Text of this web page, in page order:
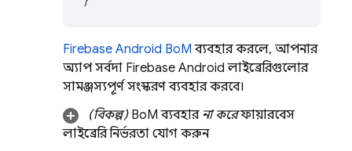
Firebase Android BoM ব্যবহার করলে, আপনার
অ্যাপ সর্বদা Firebase Android লাইব্রেরিগুলোর
সামঞ্জস্যপূর্ণ সংস্করণ ব্যবহার করবে।
(বিকল্প) BoM ব্যবহার না করেফায়ারবেস
লাইব্রেরি নির্ভরতা যোগ করুন